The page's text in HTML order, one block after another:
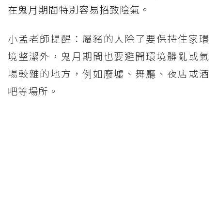
在鬼月期間特別容易招致陰氣。
小孟老師提醒：屬豬的人除了要保持住家環
境整潔外，鬼月期間也要避開環境髒亂或氣
場較雜的地方，例如廢墟、舞廳、夜店或酒
吧等場所。